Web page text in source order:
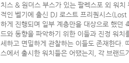
치스 & 원더스 부스가 있는 팔렉스포 외 워
적인 벨기에 출신 DJ 로스트 프리퀀시스
하게 진행되며 일부 계층만을 대상으로 했던
드와 동향을 파악하기 위한 이들과 진정 워
세하고 면밀하게 관찰하는 이들도 존재한다.
스에서 출시한 워치들은 어땠는지, 각 브랜